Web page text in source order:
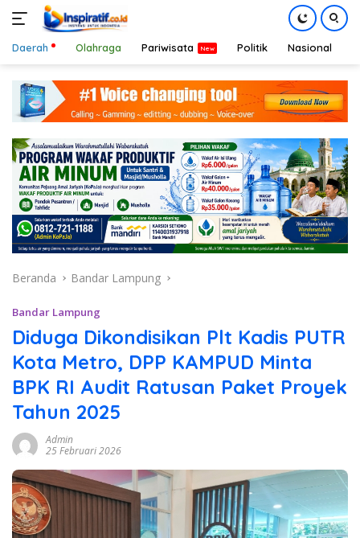
konten
Daerah Olahraga Pariwisata Politik Nasional
Beranda Bandar Lampung
Bandar Lampung
Diduga Dikondisikan Plt Kadis PUTR
Kota Metro, DPP KAMPUD Minta
BPK RI Audit Ratusan Paket Proyek
Tahun 2025
Admin
25 Februari 2026